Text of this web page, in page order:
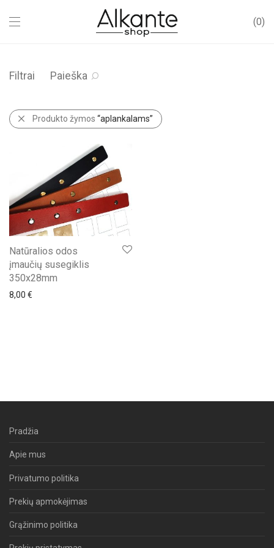
0
Filtrai Paieška
Produkto žymos “aplankalams”
Natūralios odos
įmaučių susegiklis
350x28mm
8,00 €
Pradžia
Apie mus
Privatumo politika
Prekių apmokėjimas
Grąžinimo politika